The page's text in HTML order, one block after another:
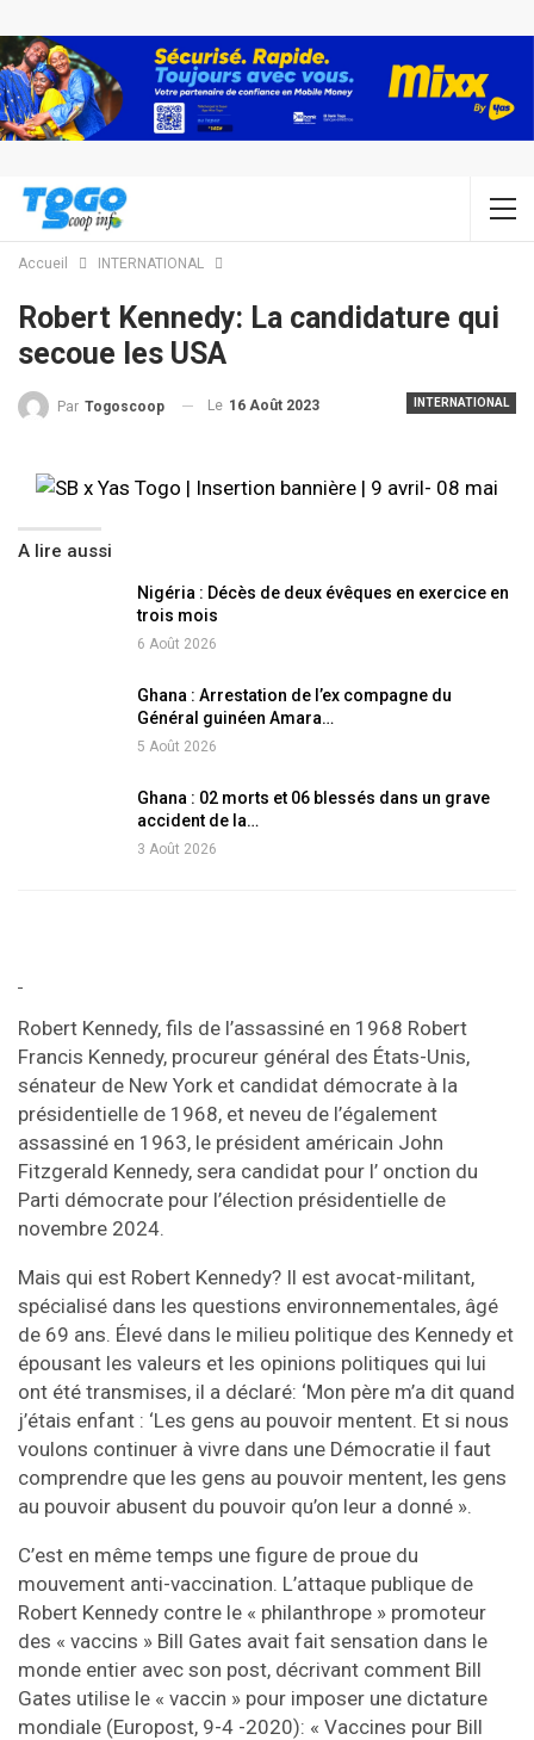
Accueil INTERNATIONAL
Robert Kennedy: La candidature qui
secoue les USA
INTERNATIONAL
Par Togoscoop Le 16 Août 2023
A lire aussi
Nigéria : Décès de deux évêques en exercice en
trois mois
6 Août 2026
Ghana : Arrestation de l’ex compagne du
Général guinéen Amara…
5 Août 2026
Ghana : 02 morts et 06 blessés dans un grave
accident de la…
3 Août 2026
Robert Kennedy, fils de l’assassiné en 1968 Robert
Francis Kennedy, procureur général des États-Unis,
sénateur de New York et candidat démocrate à la
présidentielle de 1968, et neveu de l’également
assassiné en 1963, le président américain John
Fitzgerald Kennedy, sera candidat pour l’ onction du
Parti démocrate pour l’élection présidentielle de
novembre 2024.
Mais qui est Robert Kennedy? Il est avocat-militant,
spécialisé dans les questions environnementales, âgé
de 69 ans. Élevé dans le milieu politique des Kennedy et
épousant les valeurs et les opinions politiques qui lui
ont été transmises, il a déclaré: ‘Mon père m’a dit quand
j’étais enfant : ‘Les gens au pouvoir mentent. Et si nous
voulons continuer à vivre dans une Démocratie il faut
comprendre que les gens au pouvoir mentent, les gens
au pouvoir abusent du pouvoir qu’on leur a donné ».
C’est en même temps une figure de proue du
mouvement anti-vaccination. L’attaque publique de
Robert Kennedy contre le « philanthrope » promoteur
des « vaccins » Bill Gates avait fait sensation dans le
monde entier avec son post, décrivant comment Bill
Gates utilise le « vaccin » pour imposer une dictature
mondiale (Europost, 9-4 -2020): « Vaccines pour Bill